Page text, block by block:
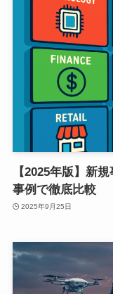
【2025年版】新
事例で徹底比較
2025年9月25日